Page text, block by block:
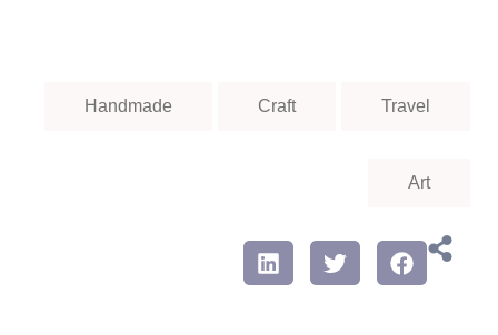
Travel
Craft
Handmade
Art